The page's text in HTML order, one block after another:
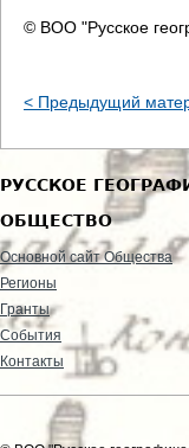
© ВОО "Русское
< Предыдущий
РУССКОЕ
ОБЩЕСТВО
Основной сайт Общества
Регионы
Гранты
События
Контакты